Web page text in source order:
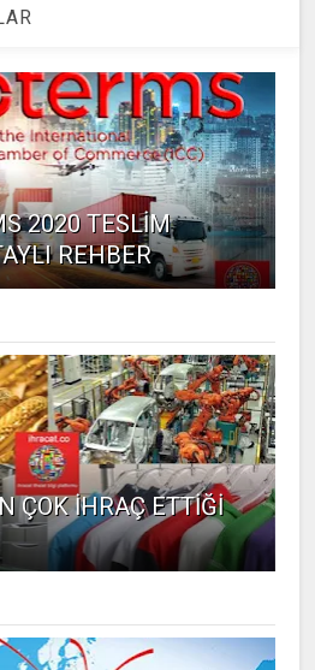
2020 TESLİM
REHBER
ÇOK İHRAÇ ETTİĞİ